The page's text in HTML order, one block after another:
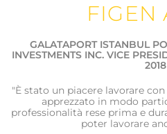
FIGEN
GALATAPORT ISTANBUL
INVESTMENTS INC. VICE
2018
"È stato un piacere lavorare
apprezzato in modo
professionalità rese prima e
poter lavorare